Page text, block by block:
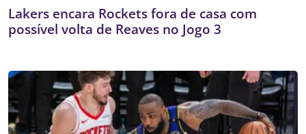
Lakers encara Rockets fora de casa com
possível volta de Reaves no Jogo 3